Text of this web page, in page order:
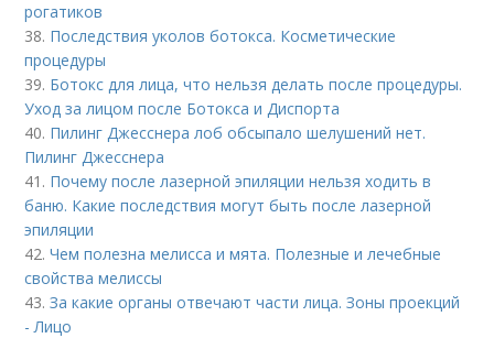
рогатиков
38. Последствия уколов ботокса. Косметические
процедуры
39. Ботокс для лица, что нельзя делать после процедуры.
Уход за лицом после Ботокса и Диспорта
40. Пилинг Джесснера лоб обсыпало шелушений нет.
Пилинг Джесснера
41. Почему после лазерной эпиляции нельзя ходить в
баню. Какие последствия могут быть после лазерной
эпиляции
42.Чем полезна мелисса и мята. Полезные и лечебные
свойства мелиссы
43.За какие органы отвечают части лица. Зоны проекций
- Лицо